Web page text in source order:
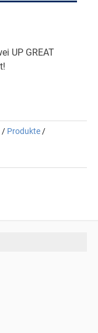
UP GREAT
/ Produkte/